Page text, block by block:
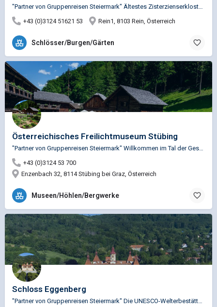
+43 (0)3124 51621 53
Rein1, 8103 Rein, Österreich
Schlösser/Burgen/Gärten
Österreichisches Freilichtmuseum Stübing
+43 (0)3124 53 700
Enzenbach 32, 8114 Stübing bei Graz, Österreich
Museen/Höhlen/Bergwerke
Schloss Eggenberg